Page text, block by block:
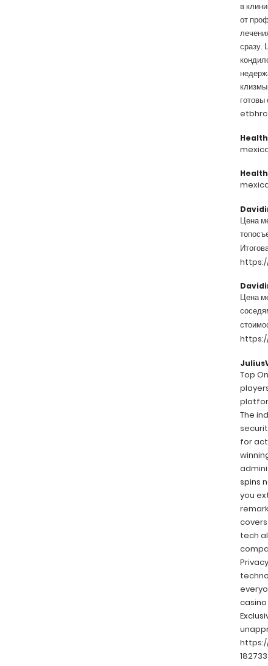
в
от
сразу.
Цена
Цена
Top
The
for
spins
you
tech
casino
182733